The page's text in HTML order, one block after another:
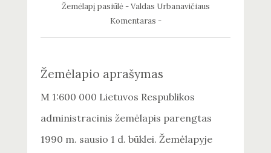
Žemėlapį pasiūlė - Valdas Urbanavičiaus
Komentaras -
Žemėlapio aprašymas
M 1:600 000 Lietuvos Respublikos
administracinis žemėlapis parengtas
1990 m. sausio 1 d. būklei. Žemėlapyje